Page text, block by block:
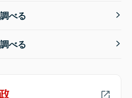
べる
べる